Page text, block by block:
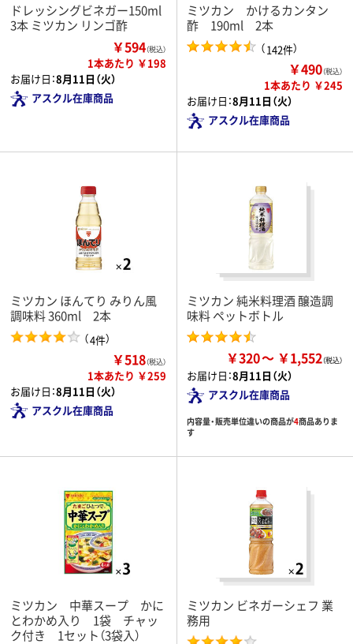
ドレッシングビネガー150ml
3本 ミツカン リンゴ酢
￥594（税込）
1本あたり ￥198
お届け日：8月11日（火）
アスクル在庫商品
ミツカン かけるカンタン
酢 190ml 2本
（142件）
￥490（税込）
1本あたり ￥245
お届け日：8月11日（火）
アスクル在庫商品
ミツカン ほんてり みりん風
調味料 360ml 2本
（4件）
￥518（税込）
1本あたり ￥259
お届け日：8月11日（火）
アスクル在庫商品
ミツカン 純米料理酒 醸造調
味料 ペットボトル
￥320 ￥1,552
お届け日：8月11日（火）
アスクル在庫商品
内容量・販売単位違いの商品が4商品ありま
す
ミツカン 中華スープ かに
とわかめ入り 1袋 チャッ
ク付き 1セット（3袋入）
ミツカン ビネガーシェフ 業
務用